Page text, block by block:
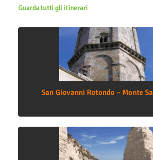
Guarda tutti gli itinerari
San Giovanni Rotondo – Monte